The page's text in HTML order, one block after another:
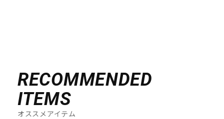
RECOMMENDED
ITEMS
オススメアイテム